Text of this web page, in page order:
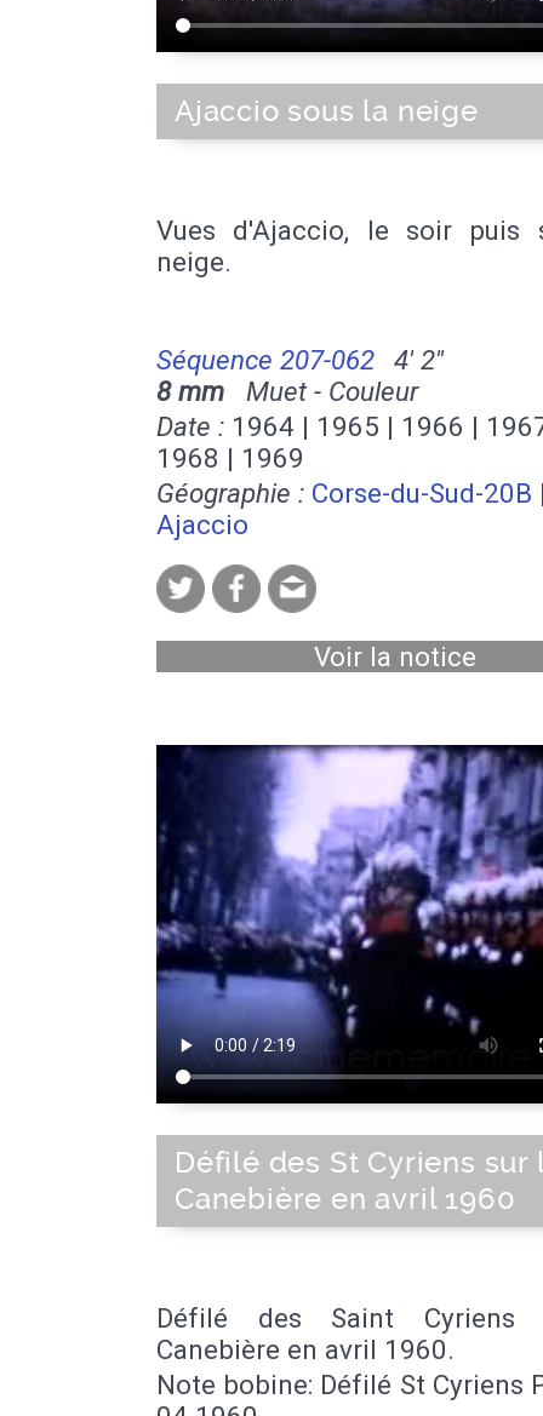
Ajaccio sous la neige
Vues d'Ajaccio, le soir puis
neige.
Séquence 207-062
4' 2''
8 mm Muet - Couleur
Date : 1964 | 1965 | 1966 |
1968 | 1969
Géographie : Corse-du-Sud-20B
Ajaccio
Voir la notice
Défilé des St Cyriens sur
Canebière en avril 1960
Défilé des Saint
Canebière en avril 1960.
Note bobine: Défilé St Cyriens